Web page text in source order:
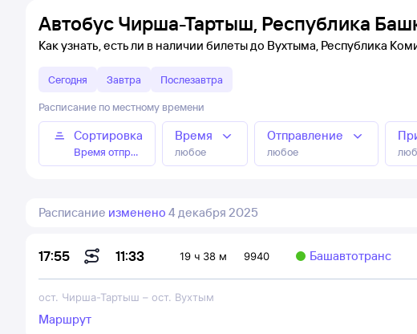
Автобус Чирша-Тартыш, Республика
Как узнать, есть ли в наличии билеты до Вухтыма, Республика
Сегодня Завтра Послезавтра
Расписание по местному времени
Сортировка
Время отправления
Время
любое
Отправление
любое
Расписание изменено 4 декабря 2025
17:55 11:33 19 ч 38 м 9940 Башавтотранс
ост. Чирша-Тартыш – ост. Вухтым
Маршрут